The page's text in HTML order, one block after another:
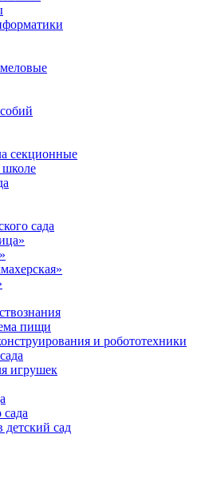
секционные
школе
сада
пищи
и робототехники
игрушек
сад